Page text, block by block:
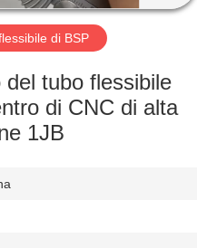
di BSP
tubo flessibile
di CNC di alta
1JB